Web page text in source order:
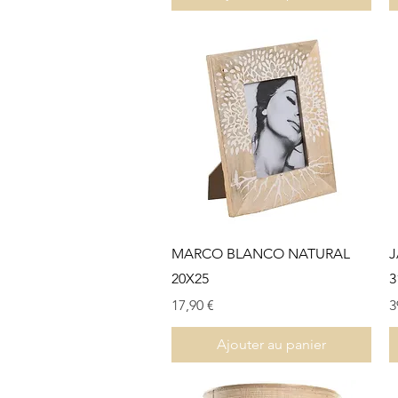
Aperçu rapide
MARCO BLANCO NATURAL
20X25
Prix
17,90 €
Ajouter au panier